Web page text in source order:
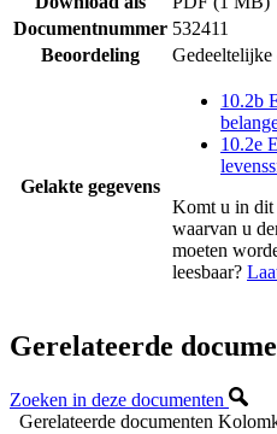
Documentnummer 532411
Beoordeling
Gedeeltelijke
Gelakte gegevens
10.2b
10.2e
Komt u in dit
waarvan u
moeten
leesbaar?
Gerelateerde
Zoeken in deze documenten
Gerelateerde documenten